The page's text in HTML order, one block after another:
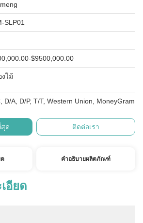
SLP01
$9500,000.00
งไม้
D/A, D/P, T/T, Western Union, MoneyGram
ด ติดต่อเรา
ด คำอธิบายผลิตภัณฑ์
อียด